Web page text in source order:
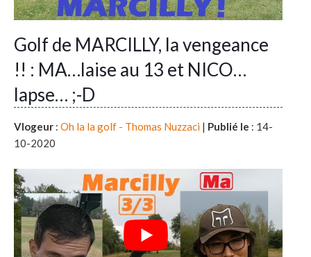
Golf de MARCILLY, la vengeance
!! : MA…laise au 13 et NICO…
lapse… ;-D
Vlogeur : Oh la la golf - Thomas Nuzzaci | Publié le : 14-
10-2020